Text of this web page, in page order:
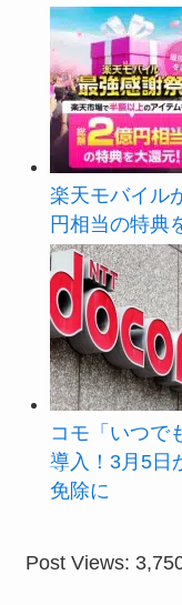
楽天モバイル
円相当の特典
コモ「いつで
導入！3月5日
免除に
Post Views: